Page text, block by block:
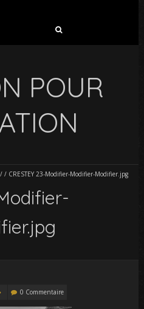
POUR
/ / CRESTEY 23-Modifier-Modifier-Modifier.jpg
0 Commentaire